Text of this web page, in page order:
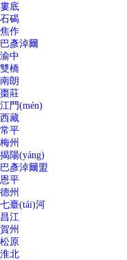
婁底
石碣
焦作
巴彥淖爾
渝中
雙橋
南朗
棗莊
江門(mén)
西藏
常平
梅州
揭陽(yáng)
巴彥淖爾盟
恩平
德州
七臺(tái)河
昌江
賀州
松原
淮北